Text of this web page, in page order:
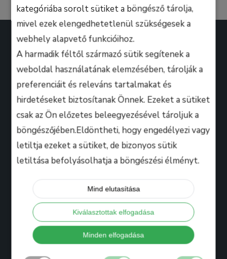
kategóriába sorolt sütiket a böngésző tárolja,
mivel ezek elengedhetetlenül szükségesek a
webhely alapvető funkcióihoz.
A harmadik féltől származó sütik segítenek a
weboldal használatának elemzésében, tárolják a
preferenciáit és releváns tartalmakat és
hirdetéseket biztosítanak Önnek. Ezeket a sütiket
csak az Ön előzetes beleegyezésével tároljuk a
böngészőjében.Eldöntheti, hogy engedélyezi vagy
letiltja ezeket a sütiket, de bizonyos sütik
letiltása befolyásolhatja a böngészési élményt.
Mind elutasítása
Kiválasztottak elfogadása
Minden elfogadása
A B.M. Music School magasan képzett zenész-
oktatói úgy döntöttek, hogy ezen a platformon
keresztül professzionális keretek között, mindenki
számára lehetőséget biztosítanak arra, hogy
kihozza magából a maximumot, amire csak zeneileg
vágyhat!
Hasznos
Tanáraink
Iskolánkról